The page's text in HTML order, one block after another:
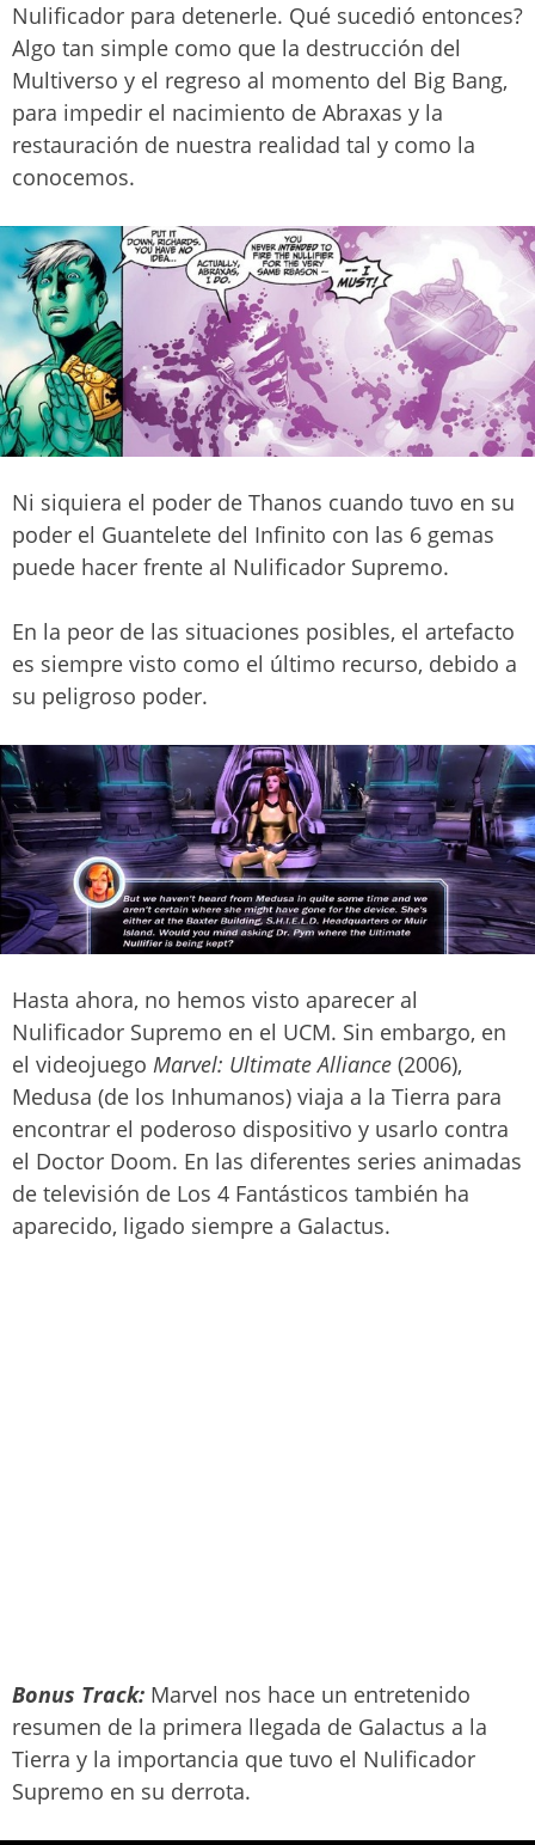
Nulificador para detenerle. Qué sucedió entonces?
Algo tan simple como que la destrucción del
Multiverso y el regreso al momento del Big Bang,
para impedir el nacimiento de Abraxas y la
restauración de nuestra realidad tal y como la
conocemos.
Ni siquiera el poder de Thanos cuando tuvo en su
poder el Guantelete del Infinito con las 6 gemas
puede hacer frente al Nulificador Supremo.
En la peor de las situaciones posibles, el artefacto
es siempre visto como el último recurso, debido a
su peligroso poder.
Hasta ahora, no hemos visto aparecer al
Nulificador Supremo en el UCM. Sin embargo, en
el videojuego Marvel: Ultimate Alliance (2006),
Medusa (de los Inhumanos) viaja a la Tierra para
encontrar el poderoso dispositivo y usarlo contra
el Doctor Doom. En las diferentes series animadas
de televisión de Los 4 Fantásticos también ha
aparecido, ligado siempre a Galactus.
Bonus Track: Marvel nos hace un entretenido
resumen de la primera llegada de Galactus a la
Tierra y la importancia que tuvo el Nulificador
Supremo en su derrota.